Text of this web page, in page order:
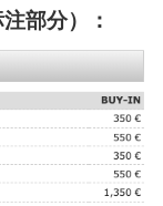
部分）：